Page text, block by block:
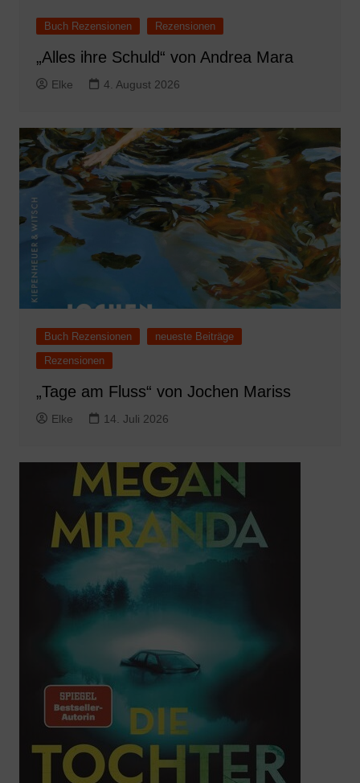
Buch Rezensionen Rezensionen
„Alles ihre Schuld“ von Andrea Mara
Elke 4. August 2026
Buch Rezensionen
neueste Beiträge
Rezensionen
„Tage am Fluss“ von Jochen Mariss
Elke 14. Juli 2026